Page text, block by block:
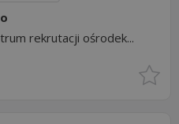
rekrutacji ośrodek...